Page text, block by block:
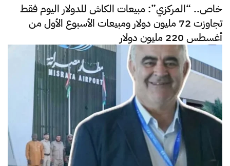
خاص.. “المركزي”: مبيعات الكاش للدولار اليوم فقط
تجاوزت 72 مليون دولار ومبيعات الأسبوع الأول من
أغسطس 220 مليون دولار